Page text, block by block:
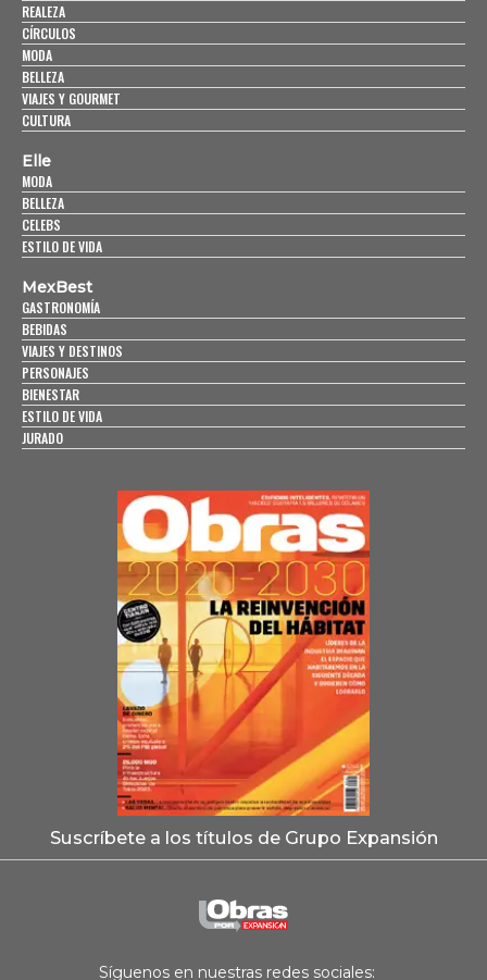
REALEZA
CÍRCULOS
MODA
BELLEZA
VIAJES Y GOURMET
CULTURA
Elle
MODA
BELLEZA
CELEBS
ESTILO DE VIDA
MexBest
GASTRONOMÍA
BEBIDAS
VIAJES Y DESTINOS
PERSONAJES
BIENESTAR
ESTILO DE VIDA
JURADO
Suscríbete a los títulos de Grupo Expansión
Síguenos en nuestras redes sociales: